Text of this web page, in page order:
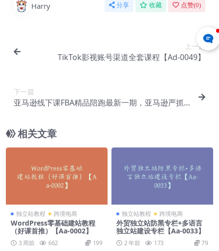
Harry 分享 收藏 点赞(0)
上一篇
TikTok影视账号渠道全套课程【Ad-0049】
下一篇
亚马逊线下课FBA精品陪跑最新一期，亚马逊严抓
哥）【Ac-0039】
相关文章
独立站教程 跨境电商
WordPress零基础建站教程
（好课首推）【Aa-0002】
3 周前 662 199
独立站教程 跨境电商
外贸独立站防黑专栏+多语言
独立站建设专栏【Aa-0033】
2 年前 173 79